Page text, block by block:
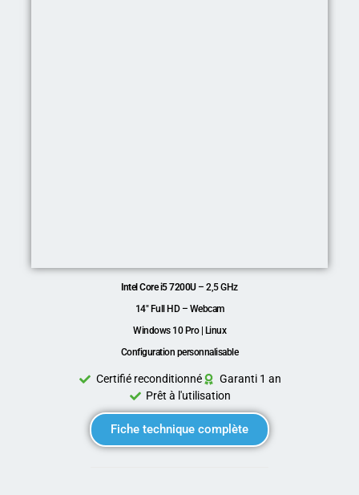
Intel Core i5 7200U– 2,5 GHz
14″ Full HD – Webcam
Windows 10 Pro | Linux
Configuration personnalisable
Certifié reconditionné
Garanti 1 an
Prêt à l'utilisation
Fiche technique complète